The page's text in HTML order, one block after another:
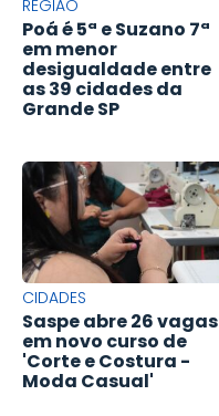
REGIÃO
Poá é 5ª e Suzano 7ª
em menor
desigualdade entre
as 39 cidades da
Grande SP
CIDADES
Saspe abre 26 vagas
em novo curso de
'Corte e Costura -
Moda Casual'